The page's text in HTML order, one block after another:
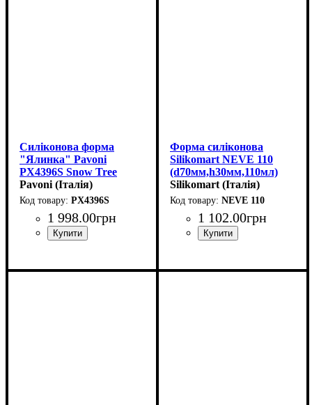
Силіконова форма
"Ялинка" Pavoni
PX4396S Snow Tree
(d65мм,h75мм,100мл)
Pavoni (Італія)
PX4396S
1 998.00грн
Форма силіконова
Silikomart NEVE 110
(d70мм,h30мм,110мл)
Silikomart (Італія)
NEVE 110
1 102.00грн